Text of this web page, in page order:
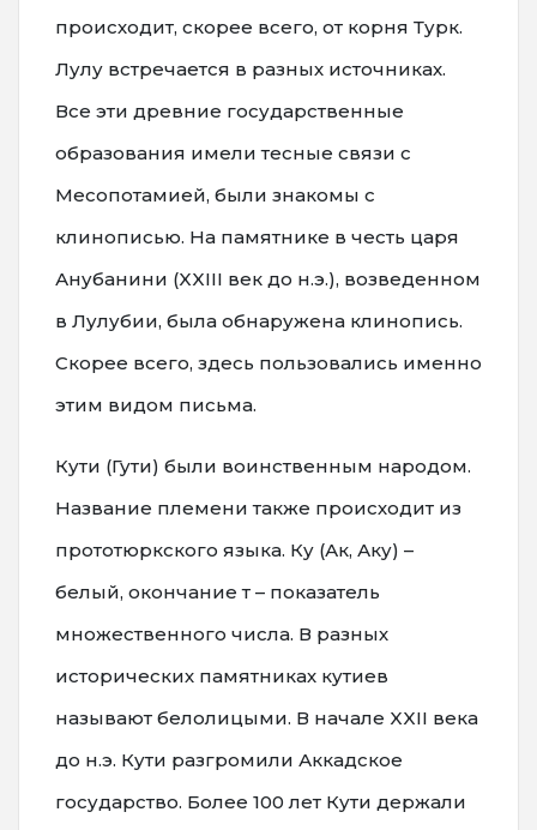
происходит, скорее всего, от корня Турк.
Лулу встречается в разных источниках.
Все эти древние государственные
образования имели тесные связи с
Месопотамией, были знакомы с
клинописью. На памятнике в честь царя
Анубанини (XXIII век до н.э.), возведенном
в Лулубии, была обнаружена клинопись.
Скорее всего, здесь пользовались именно
этим видом письма.
Кути (Гути) были воинственным народом.
Название племени также происходит из
прототюркского языка. Ку (Ак, Аку) –
белый, окончание т – показатель
множественного числа. В разных
исторических памятниках кутиев
называют белолицыми. В начале XXII века
до н.э. Кути разгромили Аккадское
государство. Более 100 лет Кути держали